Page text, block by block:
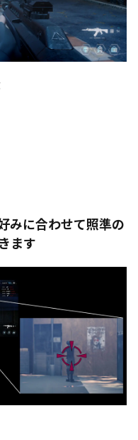
みに合わせて照準の
ます